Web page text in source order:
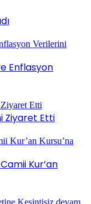
Enflasyon
Ziyaret Etti
Kur’an